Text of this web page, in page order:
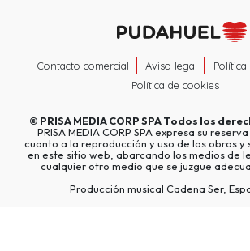
Contacto comercial Aviso legal
Política de cookies
© PRISA MEDIA CORP SPATodos los
PRISA MEDIA CORP SPA expresa su
cuanto a la reproducción y uso de las obras
en este sitio web, abarcando los medios de
cualquier otro medio que se juzgue
Producción musical Cadena Ser,